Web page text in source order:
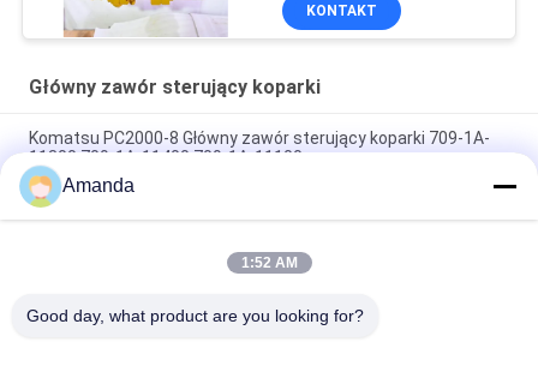
KONTAKT
Główny zawór sterujący koparki
Komatsu PC2000-8 Główny zawór sterujący koparki 709-1A-
11300 709-1A-11400 709-1A-11100
PC160LC-7 PC160-7 Wynęgarka z zawórami sterującymi
Komatsu, 723-57-16100 Główne części wykopalni
VOE14541591 Główny zawór sterujący koparki dla Volvo
Amanda
1:52 AM
Good day, what product are you looking for?